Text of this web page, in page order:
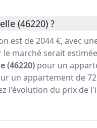
(46220) ?
est de 2044 €, avec
marché serait
(46220) pour un
un appartement de
l'évolution du prix de